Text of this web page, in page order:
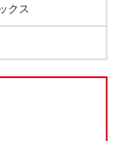
クス